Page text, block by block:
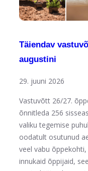
Täiendav
augustini
29. juuni 2026
Vastuvõtt 26/27.
õnnitleda 256
valiku tegemise
oodatult osutunud
veel vabu
innukaid õppijaid,